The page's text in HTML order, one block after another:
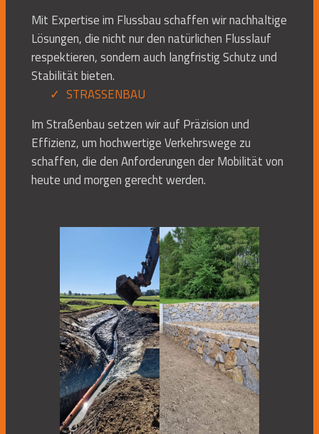
Mit Expertise im Flussbau schaffen wir nachhaltige
Lösungen, die nicht nur den natürlichen Flusslauf
respektieren, sondern auch langfristig Schutz und
Stabilität bieten.
STRASSENBAU
Im Straßenbau setzen wir auf Präzision und
Effizienz, um hochwertige Verkehrswege zu
schaffen, die den Anforderungen der Mobilität von
heute und morgen gerecht werden.